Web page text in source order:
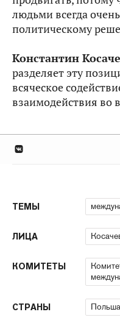
людьми всегда
политическому
Константин
разделяет эту
всяческое
взаимодействия во
ТЕМЫ
ЛИЦА
КОМИТЕТЫ
СТРАНЫ